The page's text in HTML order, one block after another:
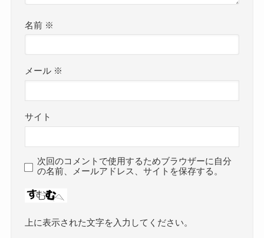
名前 ※
メール ※
サイト
次回のコメントで使用するためブラウザーに自分
の名前、メールアドレス、サイトを保存する。
上に表示された文字を入力してください。